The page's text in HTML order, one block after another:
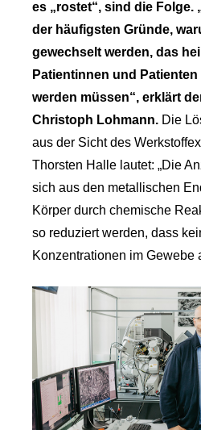
es „rostet“, sind die Folge.
der häufigsten Gründe,
gewechselt werden, das
Patientinnen und
werden müssen“, erklärt
Christoph Lohmann. Die
aus der Sicht des
Thorsten Halle lautet: „Die
sich aus den metallischen
Körper durch chemische
so reduziert werden, dass
Konzentrationen im Gewebe